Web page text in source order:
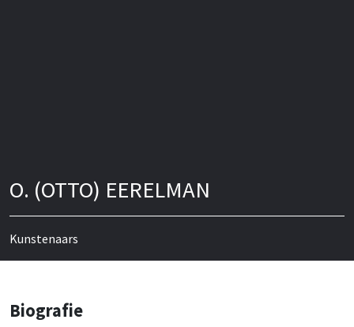
O. (OTTO) EERELMAN
Kunstenaars
Biografie